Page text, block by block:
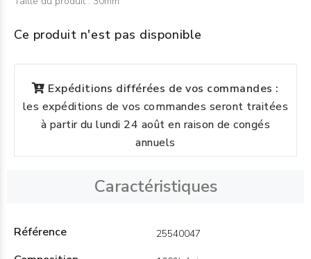
Ce produit n'est pas disponible
Expéditions différées de vos commandes :
les expéditions de vos commandes seront traitées
à partir du lundi 24 août en raison de congés
annuels
Caractéristiques
Référence 25540047